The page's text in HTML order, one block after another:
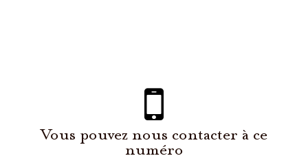
Vous pouvez nous contacter à ce
numéro